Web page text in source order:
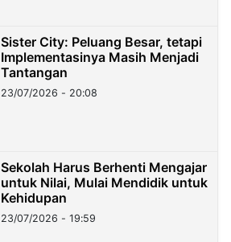
Sister City: Peluang Besar, tetapi
Implementasinya Masih Menjadi
Tantangan
23/07/2026 - 20:08
Sekolah Harus Berhenti Mengajar
untuk Nilai, Mulai Mendidik untuk
Kehidupan
23/07/2026 - 19:59